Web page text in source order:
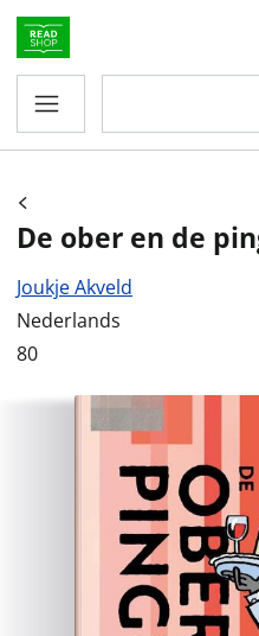
De ober en de
Joukje Akveld
Nederlands
80